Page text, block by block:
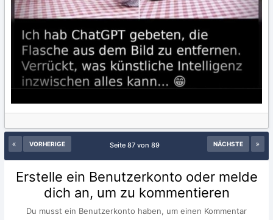
VORHERIGE NÄCHSTE
Seite 87 von 89
Erstelle ein Benutzerkonto oder melde
dich an, um zu kommentieren
Du musst ein Benutzerkonto haben, um einen Kommentar